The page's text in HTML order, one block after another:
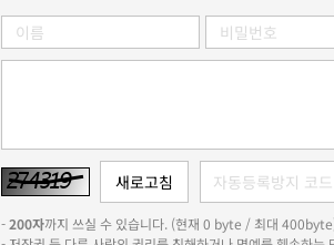
-200자까지 쓰실 수 있습니다. (현재 0 byte / 최대